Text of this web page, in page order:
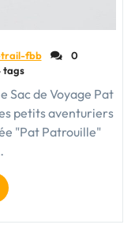
fbb
0
tags
Sac de Voyage Pat
petits aventuriers
"Pat Patrouille"